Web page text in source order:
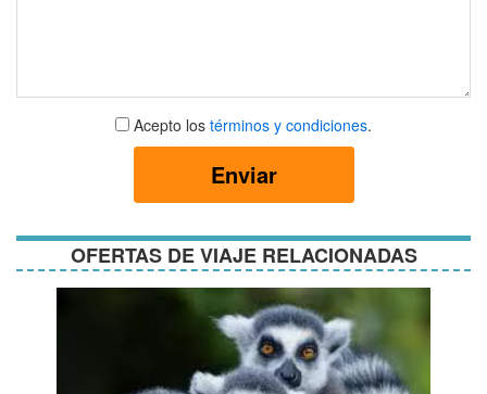
Aceptar
términos
Acepto los términos y condiciones.
Enviar
OFERTAS DE VIAJE RELACIONADAS